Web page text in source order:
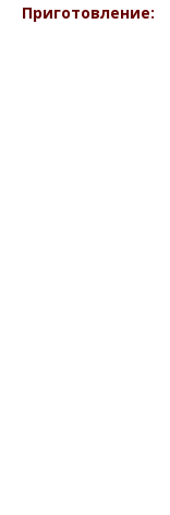
Приготовление: